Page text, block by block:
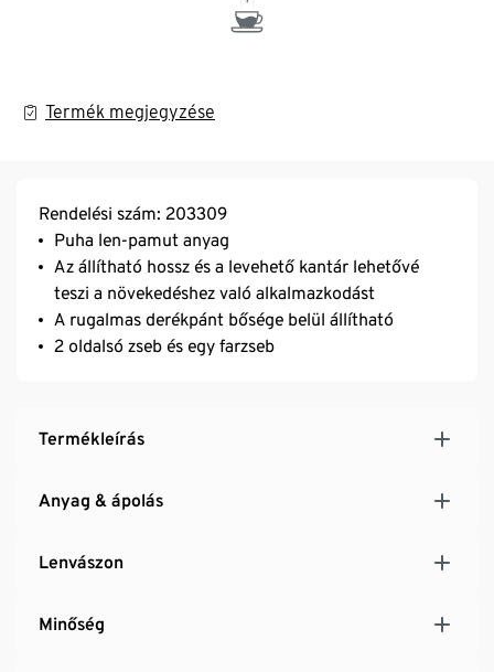
Termék megjegyzése
Rendelési szám: 203309
Puha len-pamut anyag
Az állítható hossz és a levehető kantár lehetővé
teszi a növekedéshez való alkalmazkodást
A rugalmas derékpánt bősége belül állítható
2 oldalsó zseb és egy farzseb
Termékleírás
Anyag & ápolás
Lenvászon
Minőség